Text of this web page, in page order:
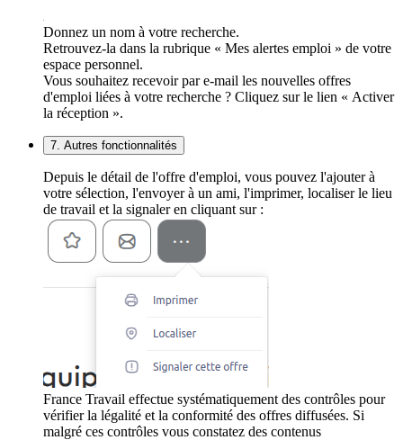
Donnez un nom à votre recherche.
Retrouvez-la dans la rubrique « Mes alertes emploi » de votre
espace personnel.
Vous souhaitez recevoir par e-mail les nouvelles offres
d'emploi liées à votre recherche ? Cliquez sur le lien « Activer
la réception ».
7. Autres fonctionnalités
Depuis le détail de l'offre d'emploi, vous pouvez l'ajouter à
votre sélection, l'envoyer à un ami, l'imprimer, localiser le lieu
de travail et la signaler en cliquant sur :
France Travail effectue systématiquement des contrôles pour
vérifier la légalité et la conformité des offres diffusées. Si
malgré ces contrôles vous constatez des contenus